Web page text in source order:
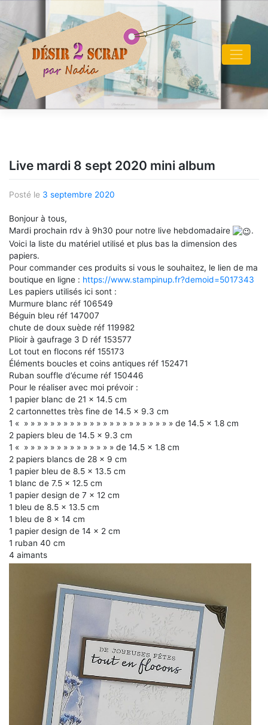
content
Live mardi 8 sept 2020 mini album
Posté le 3 septembre 2020
Bonjour à tous,
Mardi prochain rdv à 9h30 pour notre live hebdomadaire
.
Voici la liste du matériel utilisé et plus bas la dimension des
papiers.
Pour commander ces produits si vous le souhaitez, le lien de ma
boutique en ligne : https://www.stampinup.fr?demoid=5017343
Les papiers utilisés ici sont :
Murmure blanc réf 106549
Béguin bleu réf 147007
chute de doux suède réf 119982
Plioir à gaufrage 3 D réf 153577
Lot tout en flocons réf 155173
Éléments boucles et coins antiques réf 152471
Ruban souffle d’écume réf 150446
Pour le réaliser avec moi prévoir :
1 papier blanc de 21 x 14.5 cm
2 cartonnettes très fine de 14.5 x 9.3 cm
1 « » » » » » » » » » » » » » » » » » » » » » » » de 14.5 x 1.8 cm
2 papiers bleu de 14.5 x 9.3 cm
1 « » » » » » » » » » » » » » » de 14.5 x 1.8 cm
2 papiers blancs de 28 x 9 cm
1 papier bleu de 8.5 x 13.5 cm
1 blanc de 7.5 x 12.5 cm
1 papier design de 7 x 12 cm
1 bleu de 8.5 x 13.5 cm
1 bleu de 8 x 14 cm
1 papier design de 14 x 2 cm
1 ruban 40 cm
4 aimants